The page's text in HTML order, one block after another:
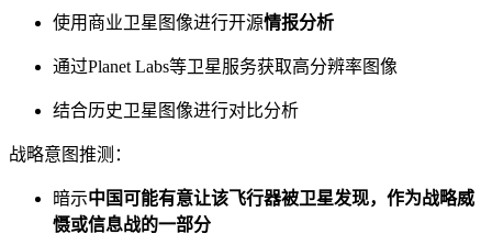
使用商业卫星图像进行开源情报分析
通过Planet Labs等卫星服务获取高分辨率图像
结合历史卫星图像进行对比分析
战略意图推测：
暗示中国可能有意让该飞行器被卫星发现，作为战略威
慑或信息战的一部分